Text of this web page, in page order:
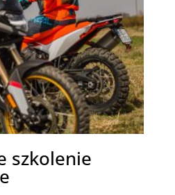
szkolenie